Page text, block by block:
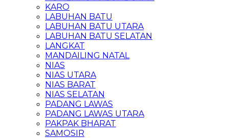
KARO
LABUHAN BATU
LABUHAN BATU UTARA
LABUHAN BATU SELATAN
LANGKAT
MANDAILING NATAL
NIAS
NIAS UTARA
NIAS BARAT
NIAS SELATAN
PADANG LAWAS
PADANG LAWAS UTARA
PAKPAK BHARAT
SAMOSIR